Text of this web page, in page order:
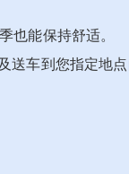
也能保持舒适。
送车到您指定地点